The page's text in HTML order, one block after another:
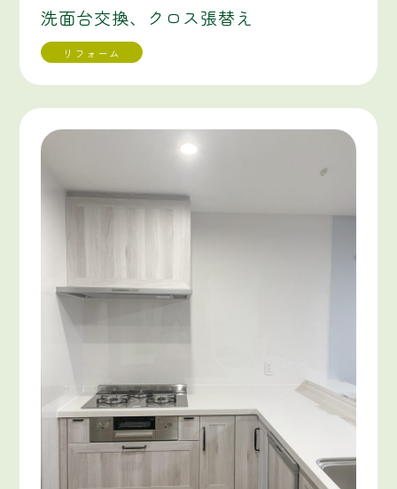
洗面台交換、クロス張替え
リフォーム